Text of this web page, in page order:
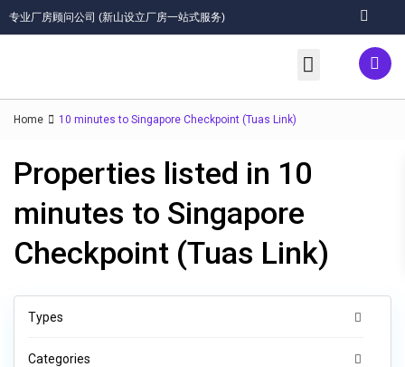
专业厂房顾问公司 (新山设立厂房一站式服务)
Home 10 minutes to Singapore Checkpoint (Tuas Link)
Properties listed in 10
minutes to Singapore
Checkpoint (Tuas Link)
Types
Categories